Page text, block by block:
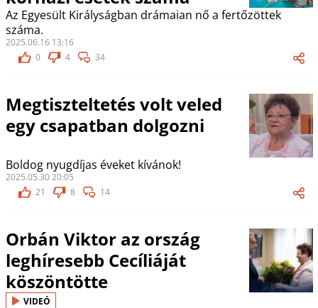
Az Egyesült Királyságban drámaian nő a fertőzöttek
száma.
2025.06.16 13:16
0
4 34
Megtiszteltetés volt veled
egy csapatban dolgozni
Boldog nyugdíjas éveket kívánok!
2025.05.30 20:05
21
8 14
Orbán Viktor az ország
leghíresebb Cecíliáját
köszöntötte
VIDEÓ